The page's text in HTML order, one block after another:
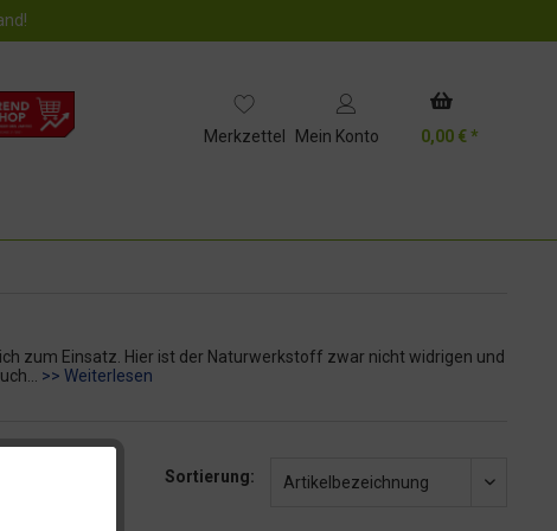
Merkzettel Mein Konto 0,00 € *
zum Einsatz. Hier ist der Naturwerkstoff zwar nicht widrigen und
>> Weiterlesen
Sortierung: